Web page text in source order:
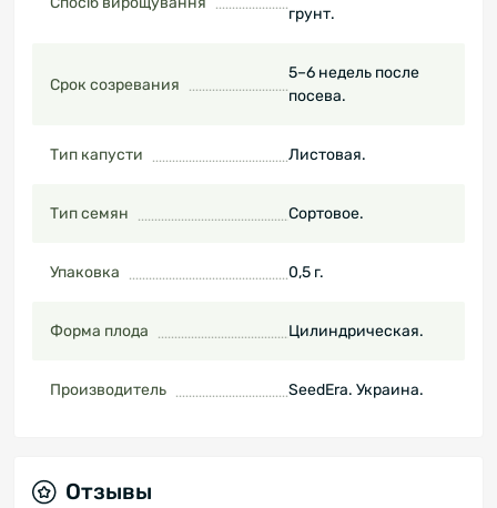
грунт.
Срок созревания
5–6 недель после
посева.
Тип капусти Листовая.
Тип семян Сортовое.
Упаковка 0,5 г.
Форма плода Цилиндрическая.
Производитель SeedEra. Украина.
Отзывы